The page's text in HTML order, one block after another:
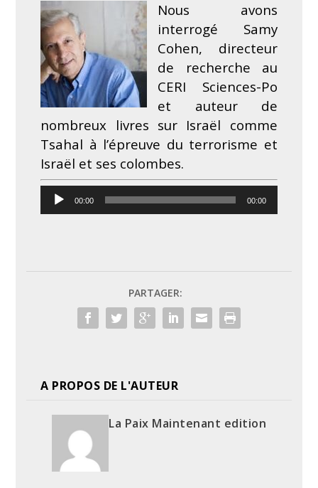
Nous avons
interrogé Samy
Cohen, directeur
de recherche au
CERI Sciences-Po
et auteur de
nombreux livres sur Israël comme
Tsahal à l’épreuve du terrorisme et
Israël et ses colombes.
Lecteur
audio
00:00 00:00
PARTAGER:
A PROPOS DE L'AUTEUR
La Paix Maintenant edition